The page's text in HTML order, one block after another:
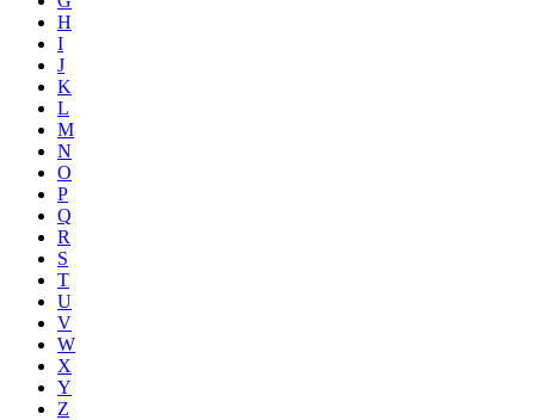
H
I
J
K
L
M
N
O
P
Q
R
S
T
U
V
W
X
Y
Z